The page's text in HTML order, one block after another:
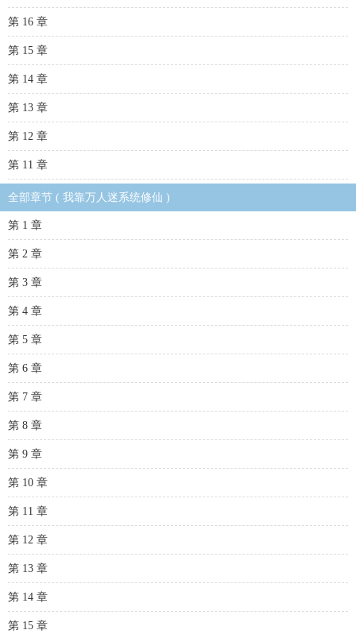
第 16 章
第 15 章
第 14 章
第 13 章
第 12 章
第 11 章
全部章节 ( 我靠万人迷系统修仙 )
第 1 章
第 2 章
第 3 章
第 4 章
第 5 章
第 6 章
第 7 章
第 8 章
第 9 章
第 10 章
第 11 章
第 12 章
第 13 章
第 14 章
第 15 章